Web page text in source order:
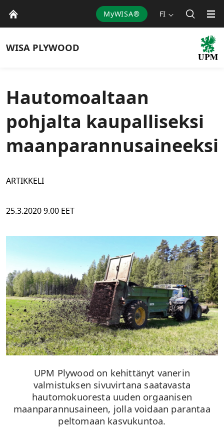
MyWISA® FI
WISA PLYWOOD
Hautomoaltaan
pohjalta kaupalliseksi
maanparannusaineeksi
ARTIKKELI
25.3.2020 9.00 EET
UPM Plywood on kehittänyt vanerin
valmistuksen sivuvirtana saatavasta
hautomokuoresta uuden orgaanisen
maanparannusaineen, jolla voidaan parantaa
peltomaan kasvukuntoa.